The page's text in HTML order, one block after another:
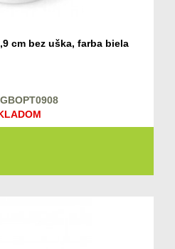
cm bez uška, farba biela